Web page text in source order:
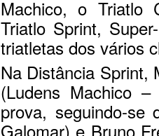
Machico, o Triatlo
Triatlo Sprint,
triatletas dos vários
Na Distância Sprint,
(Ludens Machico
prova, seguindo-
Galomar) e Bruno